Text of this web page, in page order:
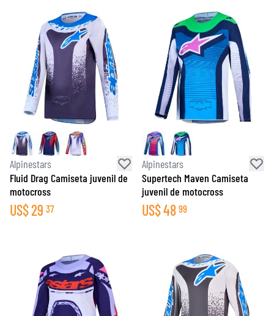
Alpinestars
Fluid Drag Camiseta juvenil de
motocross
US$29 37
Alpinestars
Supertech Maven Camiseta
juvenil de motocross
US$48 99